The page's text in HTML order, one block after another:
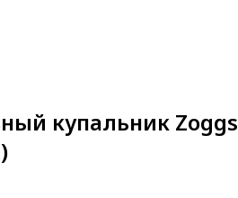
купальник Zoggs